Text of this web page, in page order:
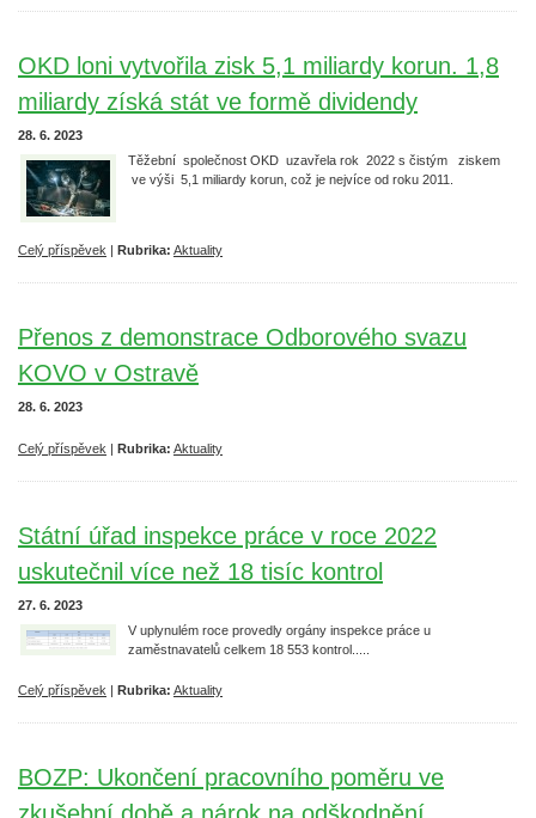
OKD loni vytvořila zisk 5,1 miliardy korun. 1,8
miliardy získá stát ve formě dividendy
28. 6. 2023
Těžební společnost OKD uzavřela rok 2022 s čistým ziskem
ve výši 5,1 miliardy korun, což je nejvíce od roku 2011.
Celý příspěvek | Rubrika: Aktuality
Přenos z demonstrace Odborového svazu
KOVO v Ostravě
28. 6. 2023
Celý příspěvek | Rubrika: Aktuality
Státní úřad inspekce práce v roce 2022
uskutečnil více než 18 tisíc kontrol
27. 6. 2023
V uplynulém roce provedly orgány inspekce práce u
zaměstnavatelů celkem 18 553 kontrol.....
Celý příspěvek | Rubrika: Aktuality
BOZP: Ukončení pracovního poměru ve